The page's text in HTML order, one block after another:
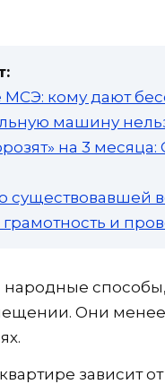
кому дают
машину
на 3
о существовавшей
грамотность и
народные
Они менее
зависит